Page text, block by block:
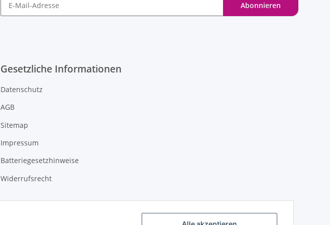
Abonnieren
Gesetzliche Informationen
Datenschutz
AGB
Sitemap
Impressum
Batteriegesetzhinweise
Widerrufsrecht